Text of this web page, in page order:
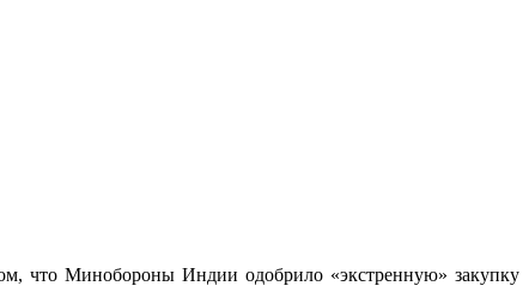
что Минобороны Индии одобрило «экстренную» закупку